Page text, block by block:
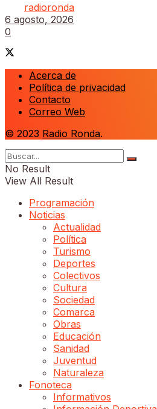
radioronda
6 agosto, 2026
0
Acerca de
Política de privacidad
Contacto
Correo Web
© 2023 Radio Ronda.
No Result
View All Result
Programación
Noticias
Actualidad
Política
Turismo
Deportes
Colectivos
Cultura
Sociedad
Comarca
Obras
Educación
Sanidad
Juventud
Naturaleza
Fonoteca
Informativos